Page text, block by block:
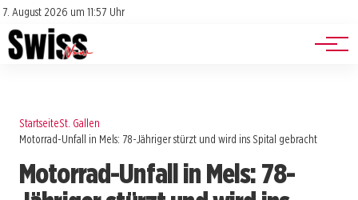
7. August 2026 um 11:57 Uhr
Impressum
Datenschutz
Jobs
Events
StartseiteSt. Gallen
Motorrad-Unfall in Mels: 78-Jähriger stürzt und wird ins Spital gebracht
Motorrad-Unfall in Mels: 78-